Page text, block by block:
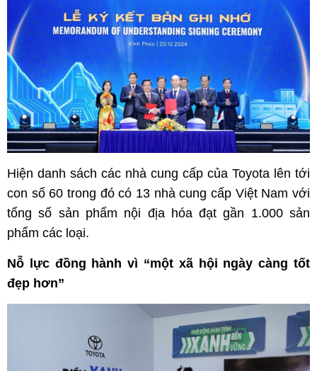
Hiện danh sách các nhà cung cấp của Toyota lên tới
con số 60 trong đó có 13 nhà cung cấp Việt Nam với
tổng số sản phẩm nội địa hóa đạt gần 1.000 sản
phẩm các loại.
Nỗ lực đồng hành vì “một xã hội ngày càng tốt
đẹp hơn”